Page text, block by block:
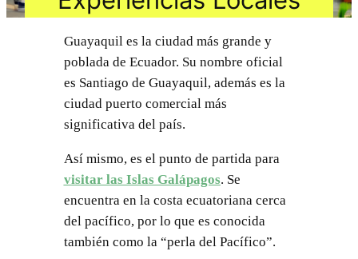
Guayaquil es la ciudad más grande y
poblada de Ecuador. Su nombre oficial
es Santiago de Guayaquil, además es la
ciudad puerto comercial más
significativa del país.
Así mismo, es el punto de partida para
visitar las Islas Galápagos. Se
encuentra en la costa ecuatoriana cerca
del pacífico, por lo que es conocida
también como la “perla del Pacífico”.